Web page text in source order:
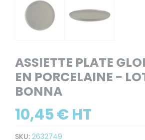
ASSIETTE PLATE
EN PORCELAINE -
BONNA
10,45 € HT
SKU: 2632749